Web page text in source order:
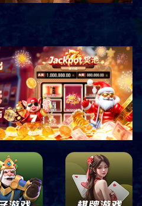
未来美好可期
承载平台，承担区域产
索不同主题的产业地产
务体系，打造产业孵化
智慧运营。